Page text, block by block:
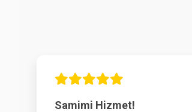
Samimi Hizmet!